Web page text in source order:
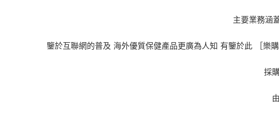
主要業務涵
鑒於互聯網的普及 海外優質保健產品更廣為人知 有鑒於此 ［樂
採